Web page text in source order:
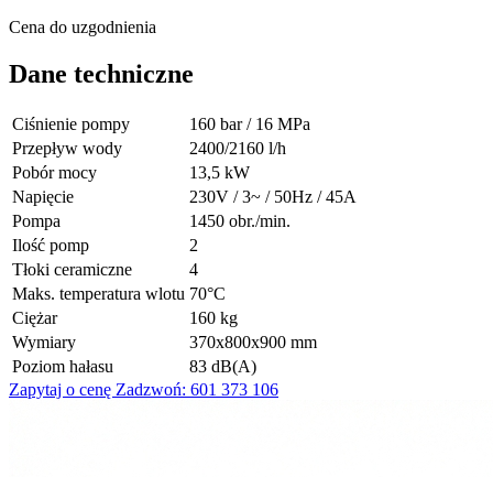
Cena do uzgodnienia
Dane techniczne
Ciśnienie pompy
160 bar / 16 MPa
Przepływ wody
2400/2160 l/h
Pobór mocy
13,5 kW
Napięcie
230V / 3~ / 50Hz / 45A
Pompa
1450 obr./min.
Ilość pomp
2
Tłoki ceramiczne
4
Maks. temperatura wlotu 70°C
Ciężar
160 kg
Wymiary
370x800x900 mm
Poziom hałasu
83 dB(A)
Zapytaj o cenę Zadzwoń: 601 373 106